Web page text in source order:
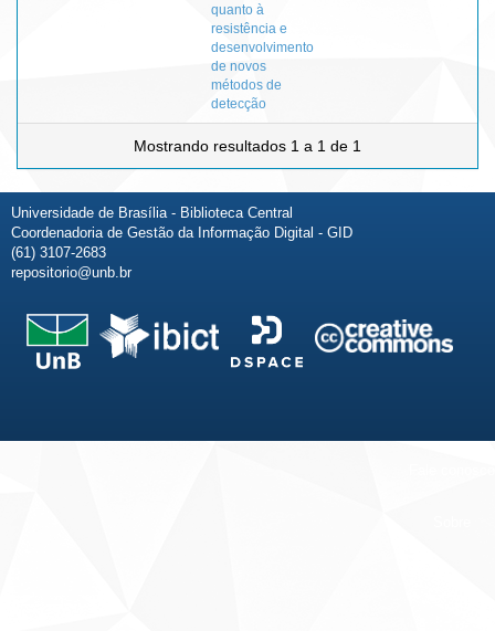
quanto à
resistência e
desenvolvimento
de novos
métodos de
detecção
Mostrando resultados 1 a 1 de 1
Universidade de Brasília - Biblioteca Central
Coordenadoria de Gestão da Informação Digital - GID
(61) 3107-2683
repositorio@unb.br